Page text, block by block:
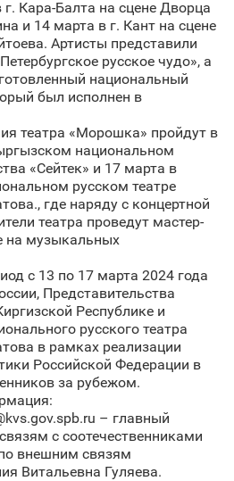
Кара-Балта на сцене Дворца
и 14 марта в г. Кант на сцене
Артисты представили
русское чудо», а
национальный
был исполнен в
театра «Морошка» пройдут в
национальном
«Сейтек» и 17 марта в
русском театре
где наряду с концертной
театра проведут мастер-
на музыкальных
с 13 по 17 марта 2024 года
Представительства
Республике и
русского театра
в рамках реализации
Российской Федерации в
за рубежом.
– главный
с соотечественниками
внешним связям
Витальевна Гуляева.